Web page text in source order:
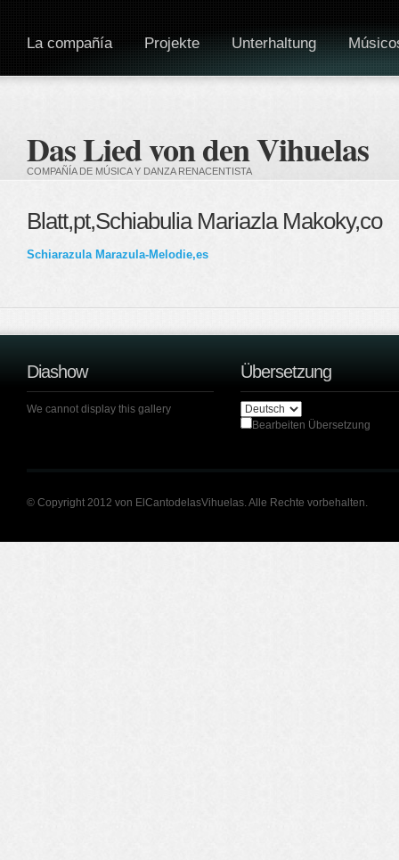
Das Lied von den Vihuelas
COMPAÑÍA DE MÚSICA Y DANZA RENACENTISTA
La compañía Projekte Unterhaltung
Blatt,pt,Schiabulia Mariazla Makoky,co
Schiarazula Marazula-Melodie,es
Diashow
We cannot display this gallery
Übersetzung
Bearbeiten Übersetzung
© Copyright 2012 von ElCantodelasVihuelas. Alle Rechte vorbehalten.